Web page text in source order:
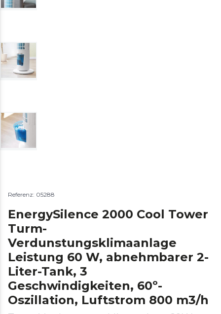
Referenz: 05288
EnergySilence 2000 Cool Tower
Turm-
Verdunstungsklimaanlage
Leistung 60 W, abnehmbarer 2-
Liter-Tank, 3
Geschwindigkeiten, 60º-
Oszillation, Luftstrom 800 m3/h